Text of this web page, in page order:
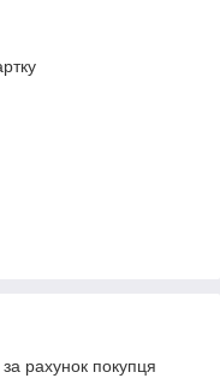
рахунок покупця